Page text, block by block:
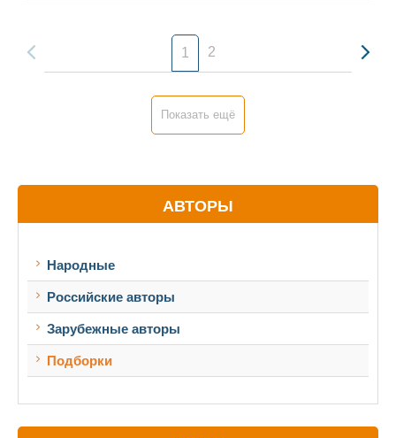
1 2
Показать ещё
АВТОРЫ
Народные
Российские авторы
Зарубежные авторы
Подборки